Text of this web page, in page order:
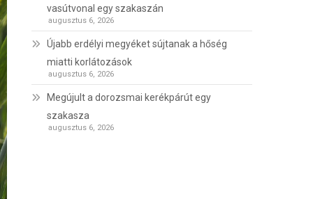
vasútvonal egy szakaszán
augusztus 6, 2026
Újabb erdélyi megyéket sújtanak a hőség
miatti korlátozások
augusztus 6, 2026
Megújult a dorozsmai kerékpárút egy
szakasza
augusztus 6, 2026